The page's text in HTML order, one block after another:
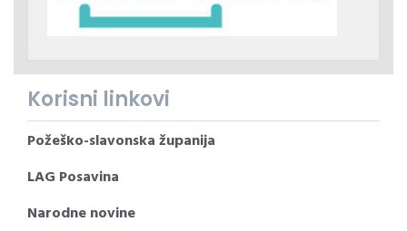
Korisni linkovi
Požeško-slavonska županija
LAG Posavina
Narodne novine